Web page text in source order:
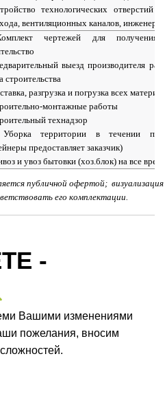
технологических
вентиляционных каналов,
чертежей для получения
выезд производителя
строительства
разгрузка и погрузка всех
монтажные работы
технадзор
территории в течении
предоставляет заказчик)
и увоз бытовки (хоз.блок) на все
публичной офертой; визуализация
его комплектации.
-
Вашими изменениями
пожелания, вносим